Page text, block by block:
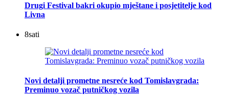
Drugi Festival bakri okupio mještane i posjetitelje kod
Livna
8sati
Novi detalji prometne nesreće kod Tomislavgrada:
Preminuo vozač putničkog vozila